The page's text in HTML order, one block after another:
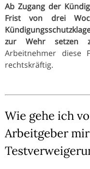
Ab Zugang der
Frist von drei
zur Wehr setzen
Arbeitnehmer diese
rechtskräftig.
Wie gehe ich
Arbeitgeber